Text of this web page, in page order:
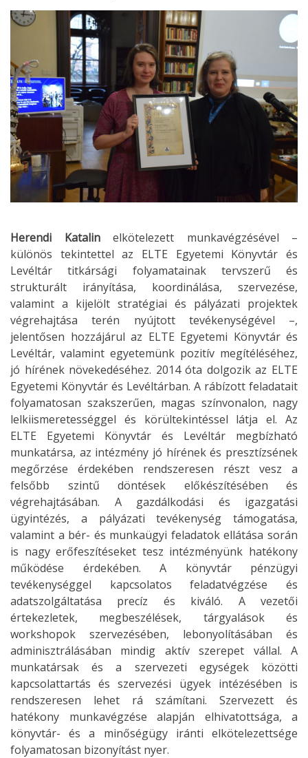
Herendi Katalinelkötelezett munkavégzésével –
különös tekintettel az ELTE Egyetemi Könyvtár és
Levéltár titkársági folyamatainak tervszerű és
strukturált irányítása, koordinálása, szervezése,
valamint a kijelölt stratégiai és pályázati projektek
végrehajtása terén nyújtott tevékenységével –,
jelentősen hozzájárul az ELTE Egyetemi Könyvtár és
Levéltár, valamint egyetemünk pozitív megítéléséhez,
jó hírének növekedéséhez. 2014 óta dolgozik az ELTE
Egyetemi Könyvtár és Levéltárban. A rábízott feladatait
folyamatosan szakszerűen, magas színvonalon, nagy
lelkiismeretességgel és körültekintéssel látja el. Az
ELTE Egyetemi Könyvtár és Levéltár megbízható
munkatársa, az intézmény jó hírének és presztízsének
megőrzése érdekében rendszeresen részt vesz a
felsőbb szintű döntések előkészítésében és
végrehajtásában. A gazdálkodási és igazgatási
ügyintézés, a pályázati tevékenység támogatása,
valamint a bér- és munkaügyi feladatok ellátása során
is nagy erőfeszítéseket tesz intézményünk hatékony
működése érdekében. A könyvtár pénzügyi
tevékenységgel kapcsolatos feladatvégzése és
adatszolgáltatása precíz és kiváló. A vezetői
értekezletek, megbeszélések, tárgyalások és
workshopok szervezésében, lebonyolításában és
adminisztrálásában mindig aktív szerepet vállal. A
munkatársak és a szervezeti egységek közötti
kapcsolattartás és szervezési ügyek intézésében is
rendszeresen lehet rá számítani. Szervezett és
hatékony munkavégzése alapján elhivatottsága, a
könyvtár- és a minőségügy iránti elkötelezettsége
folyamatosan bizonyítást nyer.